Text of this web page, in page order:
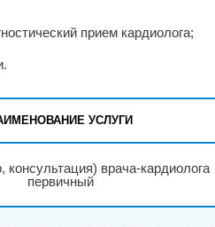
прием кардиолога;
УСЛУГИ
консультация) врача-кардиолога
первичный